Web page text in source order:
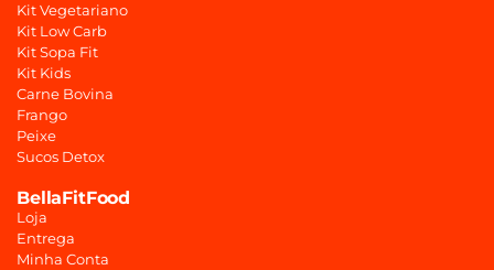
Kit Vegetariano
Kit Low Carb
Kit Sopa Fit
Kit Kids
Carne Bovina
Frango
Peixe
Sucos Detox
BellaFitFood
Loja
Entrega
Minha Conta